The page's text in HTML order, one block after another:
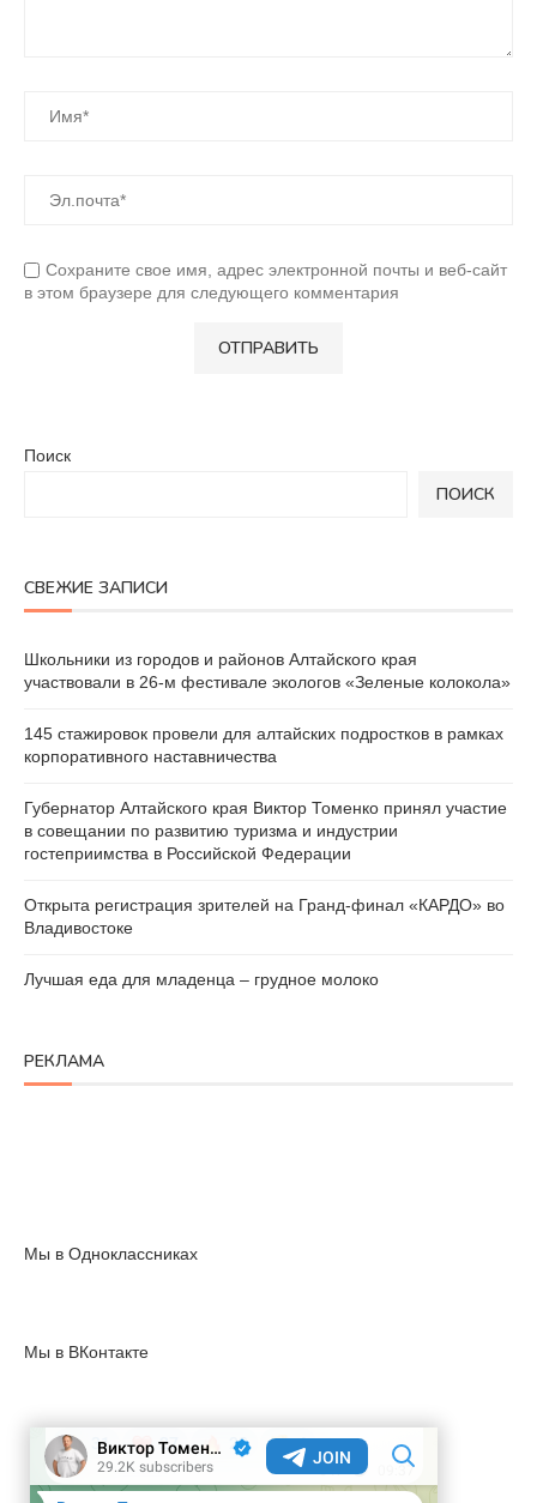
Сохраните свое имя, адрес электронной почты и веб-сайт
в этом браузере для следующего комментария
Поиск
ПОИСК
СВЕЖИЕ ЗАПИСИ
Школьники из городов и районов Алтайского края
участвовали в 26-м фестивале экологов «Зеленые колокола»
145 стажировок провели для алтайских подростков в рамках
корпоративного наставничества
Губернатор Алтайского края Виктор Томенко принял участие
в совещании по развитию туризма и индустрии
гостеприимства в Российской Федерации
Открыта регистрация зрителей на Гранд-финал «КАРДО» во
Владивостоке
Лучшая еда для младенца – грудное молоко
РЕКЛАМА
Мы в Одноклассниках
Мы в ВКонтакте